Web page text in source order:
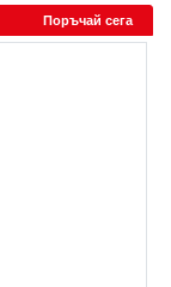
Поръчай сега